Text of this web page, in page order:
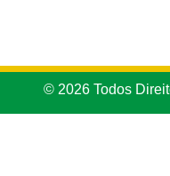
© 2026 Todos